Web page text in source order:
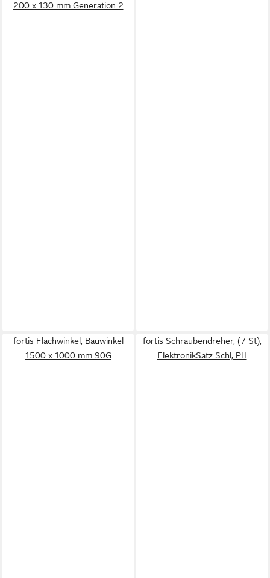
200 x 130 mm Generation 2
fortis Flachwinkel, Bauwinkel
1500 x 1000 mm 90G
fortis Schraubendreher, (7 St),
ElektronikSatz Schl, PH